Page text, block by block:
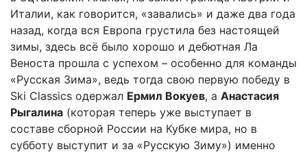
Италии, как говорится, «завались» и даже два года
назад, когда вся Европа грустила без настоящей
зимы, здесь всё было хорошо и дебютная Ла
Веноста прошла с успехом – особенно для команды
«Русская Зима», ведь тогда свою первую победу в
Ski Classics одержал Ермил Вокуев, а Анастасия
Рыгалина (которая теперь уже выступает в
составе сборной России на Кубке мира, но в
субботу выступит и за «Русскую Зиму») именно